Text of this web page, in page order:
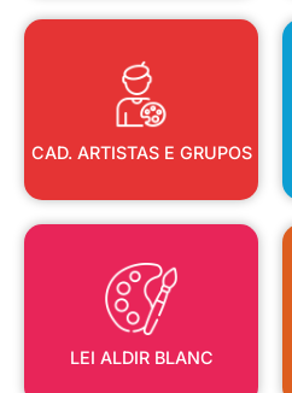
CAD. ARTISTAS E GRUPOS
CAD. ARTISTAS E GRUPOS
LEI ALDIR BLANC
LEI ALDIR BLANC